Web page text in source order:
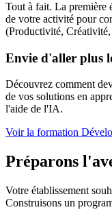
Tout à fait. La première
de votre activité pour
(Productivité,
Envie d'aller plus
Découvrez comment
de vos solutions en
l'aide de l'IA.
Voir la formation
Préparons
Votre établissement
Construisons un